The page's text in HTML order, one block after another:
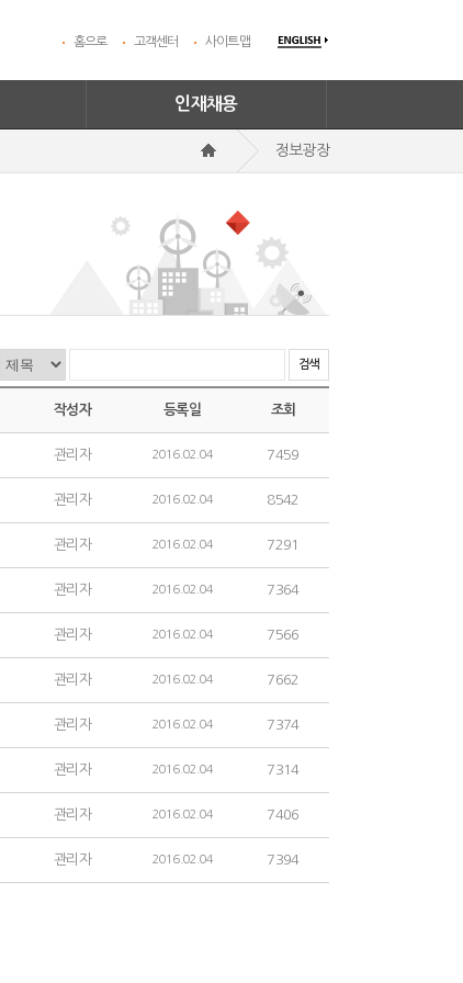
홈으로 고객센터 사이트맵
인재채용
정보광장
검색
작성자 등록일 조회
관리자 2016.02.04 7459
관리자 2016.02.04 8542
관리자 2016.02.04 7291
관리자 2016.02.04 7364
관리자 2016.02.04 7566
관리자 2016.02.04 7662
관리자 2016.02.04 7374
관리자 2016.02.04 7314
관리자 2016.02.04 7406
관리자 2016.02.04 7394